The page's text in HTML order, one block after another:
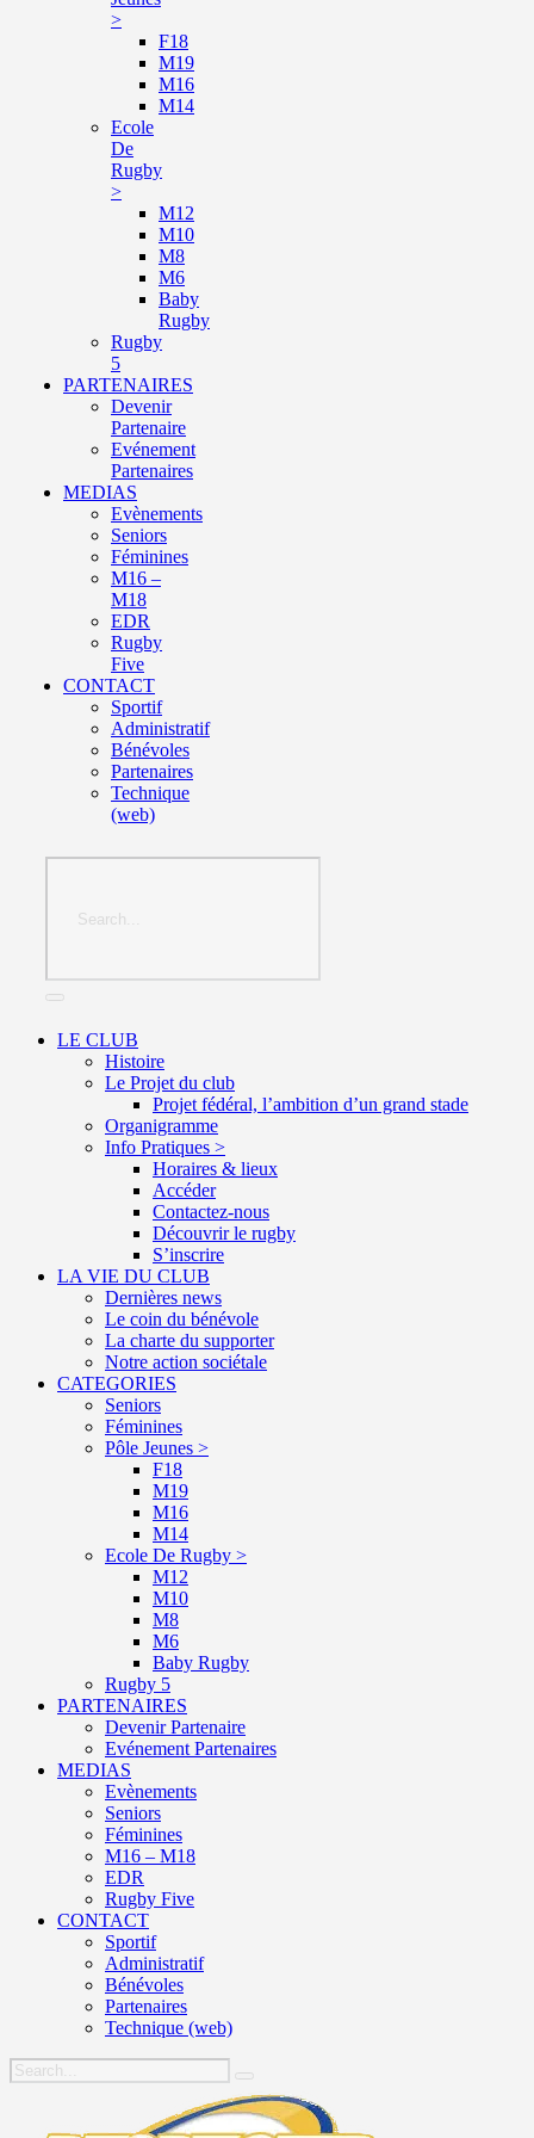
>
F18
M19
M16
M14
Ecole
De
Rugby
>
M12
M10
M8
M6
Baby
Rugby
Rugby
5
PARTENAIRES
Devenir
Partenaire
Evénement
Partenaires
MEDIAS
Evènements
Seniors
Féminines
M16 –
M18
EDR
Rugby
Five
CONTACT
Sportif
Administratif
Bénévoles
Partenaires
Technique
(web)
LE CLUB
Histoire
Le Projet du club
Projet fédéral, l’ambition d’un grand stade
Organigramme
Info Pratiques >
Horaires & lieux
Accéder
Contactez-nous
Découvrir le rugby
S’inscrire
LA VIE DU CLUB
Dernières news
Le coin du bénévole
La charte du supporter
Notre action sociétale
CATEGORIES
Seniors
Féminines
Pôle Jeunes >
F18
M19
M16
M14
Ecole De Rugby >
M12
M10
M8
M6
Baby Rugby
Rugby 5
PARTENAIRES
Devenir Partenaire
Evénement Partenaires
MEDIAS
Evènements
Seniors
Féminines
M16 – M18
EDR
Rugby Five
CONTACT
Sportif
Administratif
Bénévoles
Partenaires
Technique (web)